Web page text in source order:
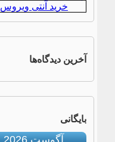
خرید آنتی ویروس
آخرین دیدگاه‌ها
بایگانی